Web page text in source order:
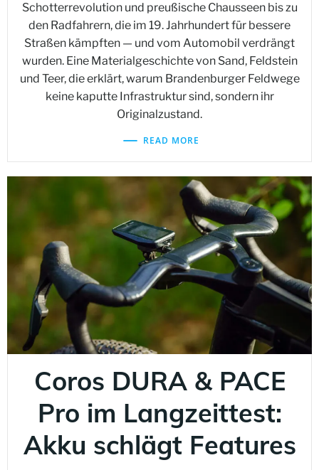
Schotterrevolution und preußische Chausseen bis zu
den Radfahrern, die im 19. Jahrhundert für bessere
Straßen kämpften — und vom Automobil verdrängt
wurden. Eine Materialgeschichte von Sand, Feldstein
und Teer, die erklärt, warum Brandenburger Feldwege
keine kaputte Infrastruktur sind, sondern ihr
Originalzustand.
READ MORE
Coros DURA & PACE
Pro im Langzeittest:
Akku schlägt Features